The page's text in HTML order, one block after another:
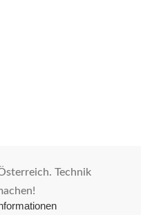
Technik